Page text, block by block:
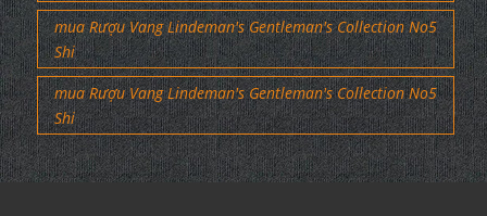
mua Rượu Vang Lindeman's Gentleman's Collection No5
Shi
mua Rượu Vang Lindeman's Gentleman's Collection No5
Shi